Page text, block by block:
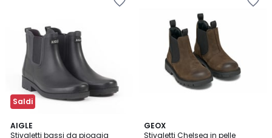
Saldi
AIGLE
Stivaletti bassi da pioggia
3,2
/ 5
2
GEOX
Stivaletti Chelsea in pelle
3
/